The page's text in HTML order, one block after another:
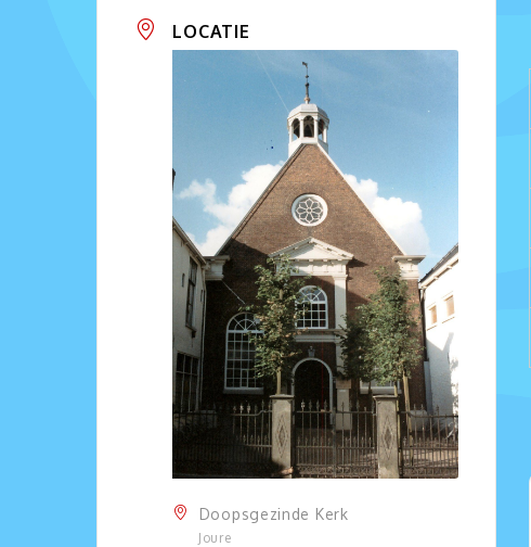
LOCATIE
Doopsgezinde Kerk
Joure